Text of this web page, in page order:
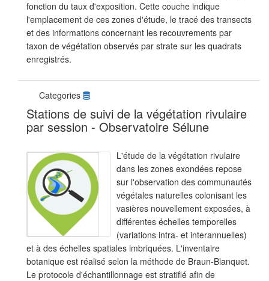
fonction du taux d'exposition. Cette couche indique
l'emplacement de ces zones d'étude, le tracé des transects
et des informations concernant les recouvrements par
taxon de végétation observés par strate sur les quadrats
enregistrés.
Categories
Stations de suivi de la végétation rivulaire
par session - Observatoire Sélune
L'étude de la végétation rivulaire
dans les zones exondées repose
sur l'observation des communautés
végétales naturelles colonisant les
vasières nouvellement exposées, à
différentes échelles temporelles
(variations intra- et interannuelles)
et à des échelles spatiales imbriquées. L'inventaire
botanique est réalisé selon la méthode de Braun-Blanquet.
Le protocole d'échantillonnage est stratifié afin de